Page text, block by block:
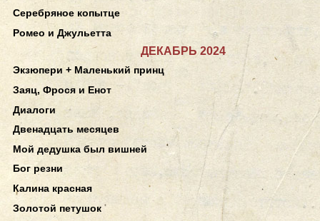
Серебряное копытце
Ромео и Джульетта
ДЕКАБРЬ 2024
Экзюпери + Маленький принц
Заяц, Фрося и Енот
Диалоги
Двенадцать месяцев
Мой дедушка был вишней
Бог резни
Калина красная
Золотой петушок